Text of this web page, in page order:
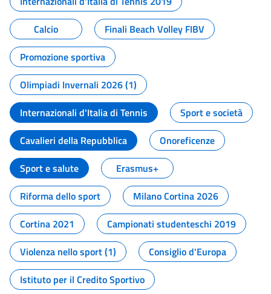
Calcio
Finali Beach Volley FIBV
Promozione sportiva
Olimpiadi Invernali 2026 (1)
Internazionali d'Italia di Tennis
Sport e società
Cavalieri della Repubblica
Onoreficenze
Sport e salute
Erasmus+
Riforma dello sport
Milano Cortina 2026
Cortina 2021
Campionati studenteschi 2019
Violenza nello sport (1)
Consiglio d'Europa
Istituto per il Credito Sportivo